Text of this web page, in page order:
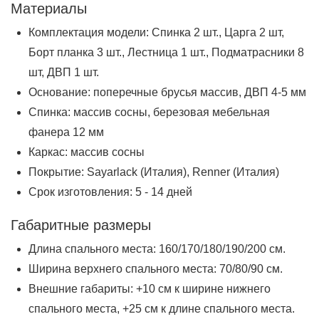
Материалы
Комплектация модели: Спинка 2 шт., Царга 2 шт,
Борт планка 3 шт., Лестница 1 шт., Подматрасники 8
шт, ДВП 1 шт.
Основание: поперечные брусья массив, ДВП 4-5 мм
Спинка: массив сосны, березовая мебельная
фанера 12 мм
Каркас: массив сосны
Покрытие: Sayarlack (Италия), Renner (Италия)
Срок изготовления: 5 - 14 дней
Габаритные размеры
Длина спального места: 160/170/180/190/200 см.
Ширина верхнего спального места: 70/80/90 см.
Внешние габариты: +10 см к ширине нижнего
спального места, +25 см к длине спального места.